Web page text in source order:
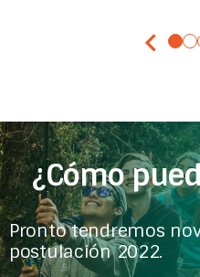
chevron_left
¿Cómo
Pronto tendremos
postulación 2022.